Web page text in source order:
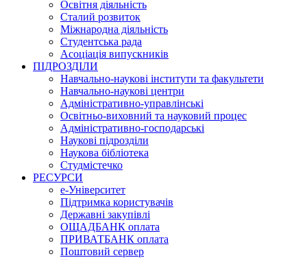
Освітня діяльність
Сталий розвиток
Міжнародна діяльність
Студентська рада
Асоціація випускників
ПІДРОЗДІЛИ
Навчально-наукові інститути та факультети
Навчально-наукові центри
Адміністративно-управлінські
Освітньо-виховний та науковий процес
Адміністративно-господарські
Наукові підрозділи
Наукова бібліотека
Студмістечко
РЕСУРСИ
е-Університет
Підтримка користувачів
Державні закупівлі
ОЩАДБАНК оплата
ПРИВАТБАНК оплата
Поштовий сервер